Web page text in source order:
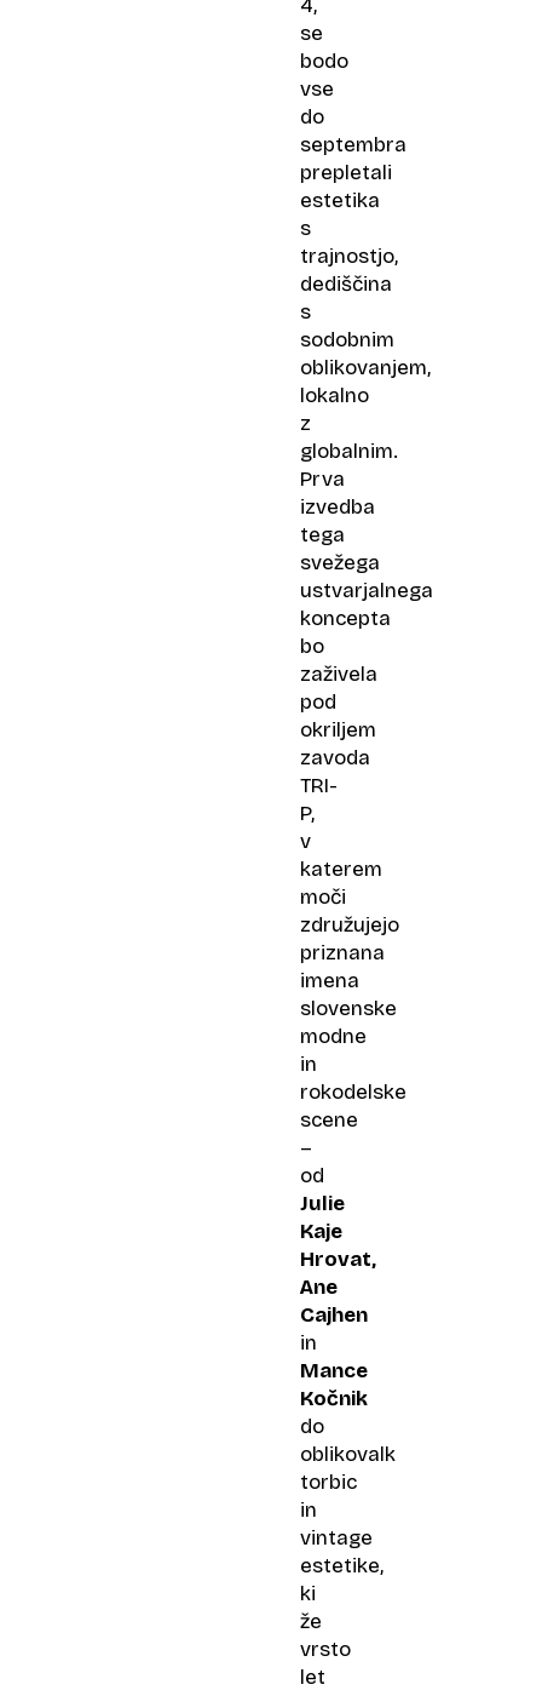
4,
se
bodo
vse
do
septembra
prepletali
estetika
s
trajnostjo,
dediščina
s
sodobnim
oblikovanjem,
lokalno
z
globalnim.
Prva
izvedba
tega
svežega
ustvarjalnega
koncepta
bo
zaživela
pod
okriljem
zavoda
TRI-
P,
v
katerem
moči
združujejo
priznana
imena
slovenske
modne
in
rokodelske
scene
–
od
Julie
Kaje
Hrovat,
Ane
Cajhen
in
Mance
Kočnik
do
oblikovalk
torbic
in
vintage
estetike,
ki
že
vrsto
let